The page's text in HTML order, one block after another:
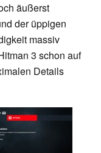
äußerst
der üppigen
massiv
3 schon auf
Details